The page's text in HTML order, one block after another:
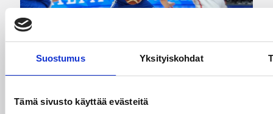
Suostumus Yksityiskohdat
Tämä sivusto käyttää evästeitä
Korisliiga 07.08.2026 09:23